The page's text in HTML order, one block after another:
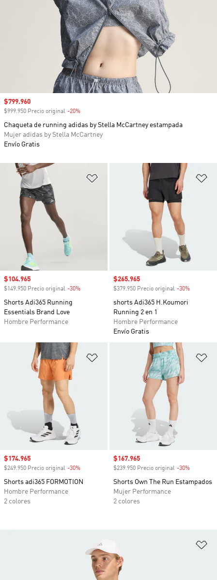
Añadir a la lista de deseos
Precio de venta
$104.965
$149.950 Precio original -30%
Shorts Adi365 Running
Essentials Brand Love
Hombre Performance
Precio de venta
$265.965
$379.950 Precio original -30%
shorts Adi365 H.Koumori
Running 2 en 1
Hombre Performance
Envío Gratis
Añadir a la lista de deseos
Precio de venta
$174.965
$249.950 Precio original -30%
Shorts adi365 FORMOTION
Hombre Performance
2 colores
Precio de venta
$167.965
$239.950 Precio original -30%
Shorts Own The Run Estampados
Mujer Performance
2 colores
Precio de venta
$799.960
$999.950 Precio original -20%
Chaqueta de running adidas by Stella McCartney estampada
Mujer adidas by Stella McCartney
Envío Gratis